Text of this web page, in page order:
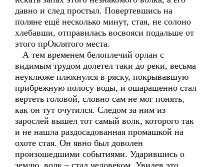
давно и след простыл. Повертевшись на
поляне ещё несколько минут, стая, не солоно
хлебавши, отправилась восвояси подальше от
этого прОклятого места.
А тем временем белоплечий орлан с
видимым трудом долетел таки до реки, весьма
неуклюже плюхнулся в ряску, покрывавшую
прибрежную полосу воды, и ошарашенно стал
вертеть головой, словно сам не мог понять,
как он тут очутился. Следом за ним из
зарослей вышел тот самый волк, которого так
и не нашла раздосадованная промашкой на
охоте стая. Он явно был доволен
произошедшими событиями. Ударившись о
землю, волк – стал человеком. Увидев это,